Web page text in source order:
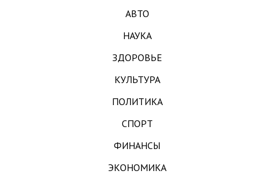
АВТО
НАУКА
ЗДОРОВЬЕ
КУЛЬТУРА
ПОЛИТИКА
СПОРТ
ФИНАНСЫ
ЭКОНОМИКА